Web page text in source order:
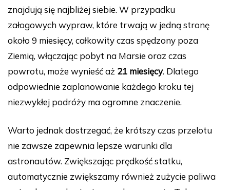
znajdują się najbliżej siebie. W przypadku
załogowych wypraw, które trwają w jedną stronę
około 9 miesięcy, całkowity czas spędzony poza
Ziemią, włączając pobyt na Marsie oraz czas
powrotu, może wynieść aż 21 miesięcy. Dlatego
odpowiednie zaplanowanie każdego kroku tej
niezwykłej podróży ma ogromne znaczenie.
Warto jednak dostrzegać, że krótszy czas przelotu
nie zawsze zapewnia lepsze warunki dla
astronautów. Zwiększając prędkość statku,
automatycznie zwiększamy również zużycie paliwa